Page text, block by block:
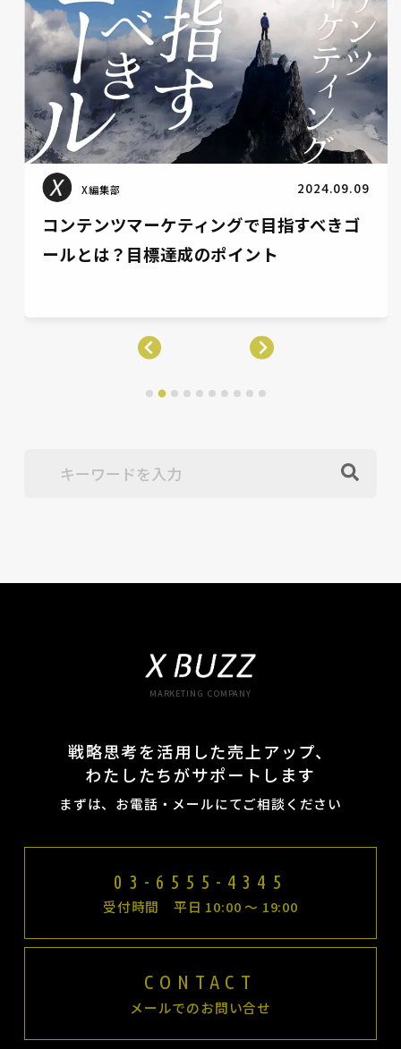
X編集部 2024.08.30
Googleの検索順位別クリック率まとめ！1
位と2位の差は21.1%！高める方法も紹介
MARKETING COMPANY
戦略思考を活用した売上アップ、
わたしたちがサポートします
まずは、お電話・メールにてご相談ください
03-6555-4345
受付時間 平日 10:00 〜 19:00
CONTACT
メールでのお問い合せ